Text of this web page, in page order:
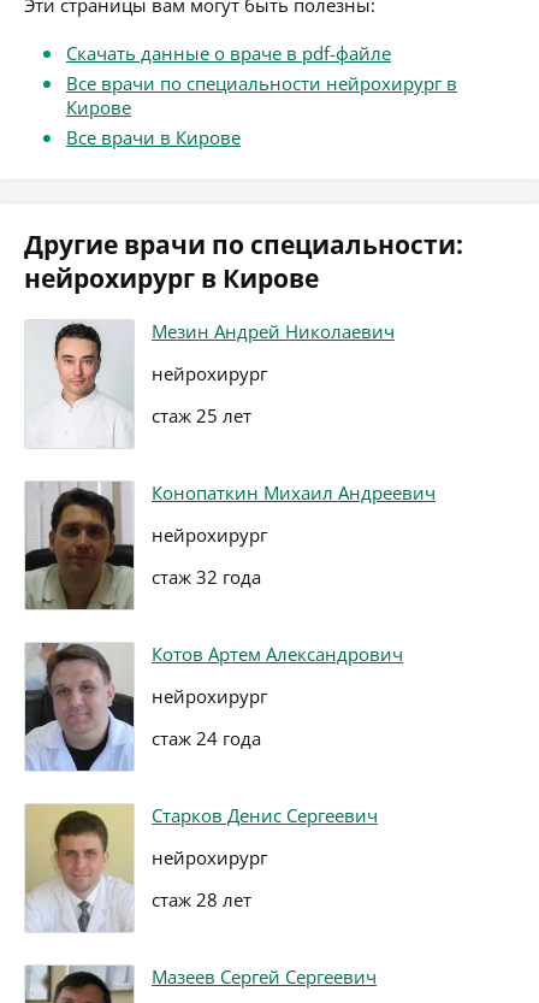
Эти страницы вам могут быть полезны:
Скачать данные о враче в pdf-файле
Все врачи по специальности нейрохирург в
Кирове
Все врачи в Кирове
Другие врачи по специальности:
нейрохирург в Кирове
Мезин Андрей Николаевич
нейрохирург
стаж 25 лет
Конопаткин Михаил Андреевич
нейрохирург
стаж 32 года
Котов Артем Александрович
нейрохирург
стаж 24 года
Старков Денис Сергеевич
нейрохирург
стаж 28 лет
Мазеев Сергей Сергеевич